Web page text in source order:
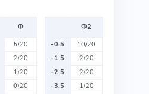
Ф
5/20
2/20
1/20
0/20
Ф2
-0.5
10/20
-1.5
2/20
-2.5
2/20
-3.5
1/20